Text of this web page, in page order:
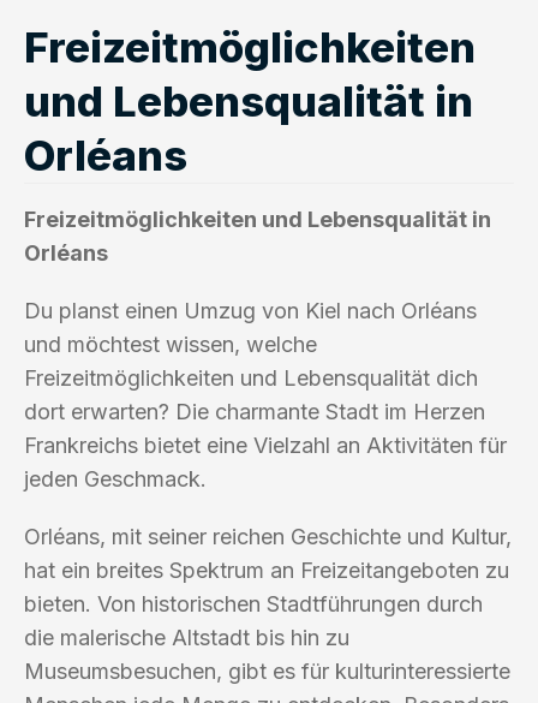
Freizeitmöglichkeiten
und Lebensqualität in
Orléans
Freizeitmöglichkeiten und Lebensqualität in
Orléans
Du planst einen Umzug von Kiel nach Orléans
und möchtest wissen, welche
Freizeitmöglichkeiten und Lebensqualität dich
dort erwarten? Die charmante Stadt im Herzen
Frankreichs bietet eine Vielzahl an Aktivitäten für
jeden Geschmack.
Orléans, mit seiner reichen Geschichte und Kultur,
hat ein breites Spektrum an Freizeitangeboten zu
bieten. Von historischen Stadtführungen durch
die malerische Altstadt bis hin zu
Museumsbesuchen, gibt es für kulturinteressierte